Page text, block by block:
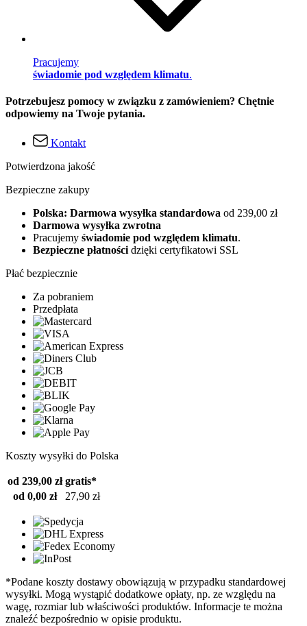
Pracujemy
świadomie pod względem klimatu.
Potrzebujesz pomocy w związku z zamówieniem? Chętnie
odpowiemy na Twoje pytania.
Kontakt
Potwierdzona jakość
Bezpieczne zakupy
Polska: Darmowa wysyłka standardowa od 239,00 zł
Darmowa wysyłka zwrotna
Pracujemy świadomie pod względem klimatu.
Bezpieczne płatności dzięki certyfikatowi SSL
Płać bezpiecznie
Za pobraniem
Przedpłata
Koszty wysyłki do Polska
od 239,00 zł gratis*
od 0,00 zł
27,90 zł
*Podane koszty dostawy obowiązują w przypadku standardowej
wysyłki. Mogą wystąpić dodatkowe opłaty, np. ze względu na
wagę, rozmiar lub właściwości produktów. Informacje te można
znaleźć bezpośrednio w opisie produktu.